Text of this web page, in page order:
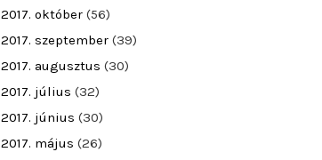
2017. október (56)
2017. szeptember (39)
2017. augusztus (30)
2017. július (32)
2017. június (30)
2017. május (26)